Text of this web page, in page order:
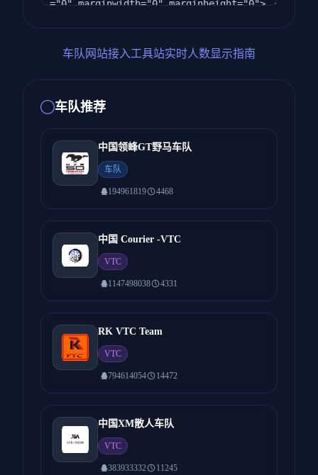
车队网站接入工具站实时人数显示指南
车队推荐
中国领峰GT野马车队
车队
194961819 4468
中国 Courier -VTC
VTC
1147498038 4331
RK VTC Team
VTC
794614054 14472
中国XM散人车队
VTC
383933332 11245